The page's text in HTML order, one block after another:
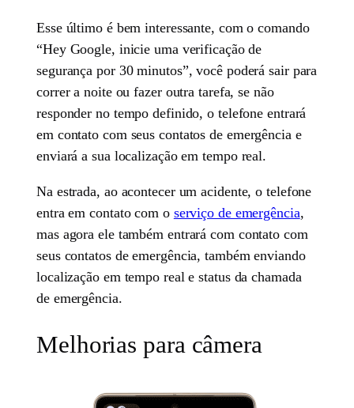
Esse último é bem interessante, com o comando
“Hey Google, inicie uma verificação de
segurança por 30 minutos”, você poderá sair para
correr a noite ou fazer outra tarefa, se não
responder no tempo definido, o telefone entrará
em contato com seus contatos de emergência e
enviará a sua localização em tempo real.
Na estrada, ao acontecer um acidente, o telefone
entra em contato com o serviço de emergência,
mas agora ele também entrará com contato com
seus contatos de emergência, também enviando
localização em tempo real e status da chamada
de emergência.
Melhorias para câmera